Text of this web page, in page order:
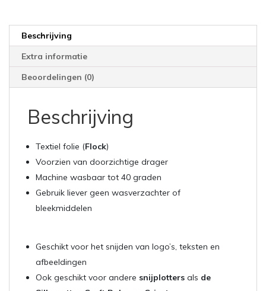
Beschrijving
Extra informatie
Beoordelingen (0)
Beschrijving
Textiel folie (Flock)
Voorzien van doorzichtige drager
Machine wasbaar tot 40 graden
Gebruik liever geen wasverzachter of
bleekmiddelen
Geschikt voor het snijden van logo’s, teksten en
afbeeldingen
Ook geschikt voor andere snijplotters als de